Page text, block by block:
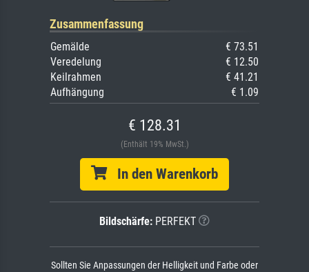
Zusammenfassung
Gemälde
€ 73.51
Veredelung
€ 12.50
Keilrahmen
€ 41.21
Aufhängung
€ 1.09
€ 128.31
(Enthält 19% MwSt.)
In den Warenkorb
Bildschärfe: PERFEKT
Sollten Sie Anpassungen der Helligkeit und Farbe oder